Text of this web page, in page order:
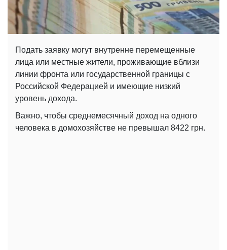
Подать заявку могут внутренне перемещенные
лица или местные жители, проживающие вблизи
линии фронта или государственной границы с
Российской Федерацией и имеющие низкий
уровень дохода.
Важно, чтобы среднемесячный доход на одного
человека в домохозяйстве не превышал 8422 грн.